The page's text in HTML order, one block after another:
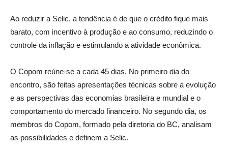
Ao reduzir a Selic, a tendência é de que o crédito fique mais
barato, com incentivo à produção e ao consumo, reduzindo o
controle da inflação e estimulando a atividade econômica.
O Copom reúne-se a cada 45 dias. No primeiro dia do
encontro, são feitas apresentações técnicas sobre a evolução
e as perspectivas das economias brasileira e mundial e o
comportamento do mercado financeiro. No segundo dia, os
membros do Copom, formado pela diretoria do BC, analisam
as possibilidades e definem a Selic.